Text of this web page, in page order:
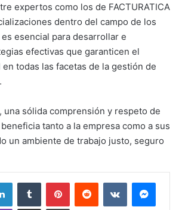
expertos como los de FACTURATICA
dentro del campo de los
esencial para desarrollar e
efectivas que garanticen el
todas las facetas de la gestión de
una sólida comprensión y respeto de
tanto a la empresa como a sus
un ambiente de trabajo justo, seguro
LinkedInTumblr PinterestReddit VKontakte
Viber Share via Email Print